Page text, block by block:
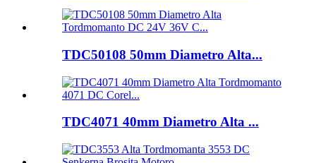
TDC50108 50mm Diametro Alta...
TDC4071 40mm Diametro Alta ...